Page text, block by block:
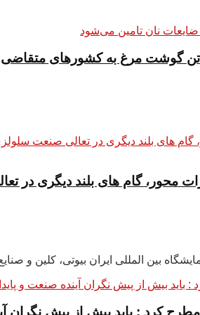
محور، گام های بلند دیگری در
بین المللی ایران بیوتی، کلین و
مطرح کرد : باید بیش از پیش نگران